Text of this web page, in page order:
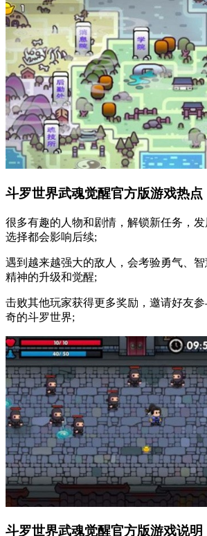
斗罗世界武魂觉醒官方版游戏热点
很多有趣的人物和剧情，解锁新任务，
选择都会影响后续;
遇到越来越强大的敌人，会考验勇气、
精神的升级和觉醒;
击败其他玩家获得更多奖励，邀请好友
奇的斗罗世界;
斗罗世界武魂觉醒官方版游戏说明